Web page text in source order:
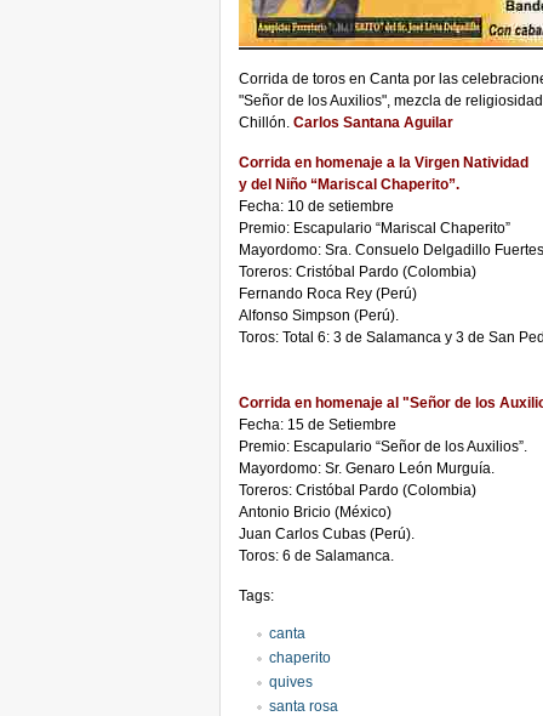
Corrida de toros en Canta por las
"Señor de los Auxilios", mezcla de
Chillón. Carlos Santana Aguilar
Corrida en homenaje a la Virgen Natividad
y del Niño “Mariscal Chaperito”.
Fecha: 10 de setiembre
Premio: Escapulario “Mariscal Chaperito”
Mayordomo: Sra. Consuelo Delgadillo
Toreros: Cristóbal Pardo (Colombia)
Fernando Roca Rey (Perú)
Alfonso Simpson (Perú).
Toros: Total 6: 3 de Salamanca y 3 de San
Corrida en homenaje al "Señor de los
Fecha: 15 de Setiembre
Premio: Escapulario “Señor de los Auxilios”.
Mayordomo: Sr. Genaro León Murguía.
Toreros: Cristóbal Pardo (Colombia)
Antonio Bricio (México)
Juan Carlos Cubas (Perú).
Toros: 6 de Salamanca.
Tags:
canta
chaperito
quives
santa rosa